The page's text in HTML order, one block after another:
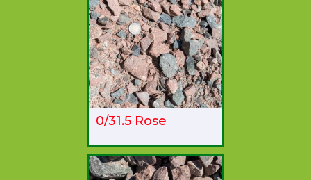
0/31.5 Rose